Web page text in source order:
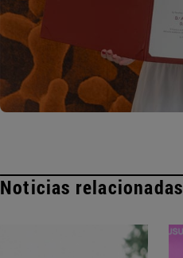
Noticias relacionadas